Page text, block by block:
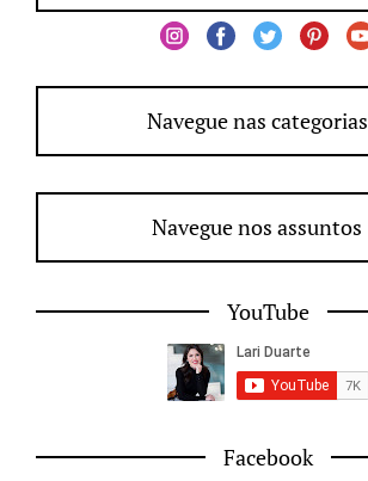
Navegue nas categorias
Navegue nos assuntos
YouTube
Facebook